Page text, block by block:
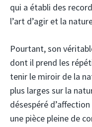
qui a établi des
l’art d’agir et la
Pourtant, son
dont il prend les
tenir le miroir de la
plus larges sur la
désespéré
une pièce pleine de